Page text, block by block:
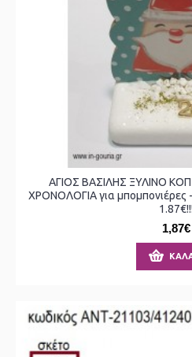
ΑΓΙΟΣ ΒΑΣΙΛΗΣ ΞΥΛΙΝΟ
ΧΡΟΝΟΛΟΓΙΑ για
1.87€!!!
1,87€